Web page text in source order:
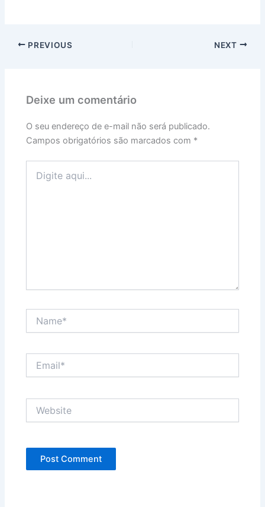
PREVIOUS NEXT
Deixe um comentário
O seu endereço de e-mail não será publicado.
Campos obrigatórios são marcados com *
aqui...